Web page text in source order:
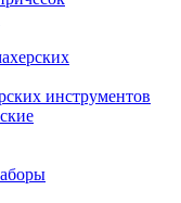
инструментов